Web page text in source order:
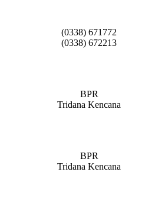
(0338) 671772
(0338) 672213
BPR
Tridana Kencana
BPR
Tridana Kencana